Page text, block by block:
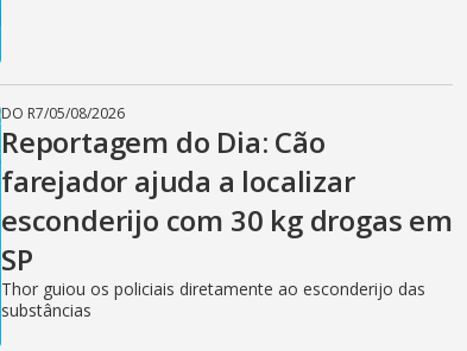
DO R7/05/08/2026
Reportagem do Dia: Cão
farejador ajuda a localizar
esconderijo com 30 kg drogas em
SP
Thor guiou os policiais diretamente ao esconderijo das
substâncias